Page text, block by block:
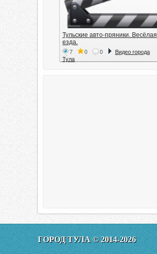
Тульские авто-пряники. Весёлая
езда.
7 0 0
Видео города
Тула
Эфир от 11.01.2016 (19.35) Тула
ГОРОД ТУЛА © 2014-2026